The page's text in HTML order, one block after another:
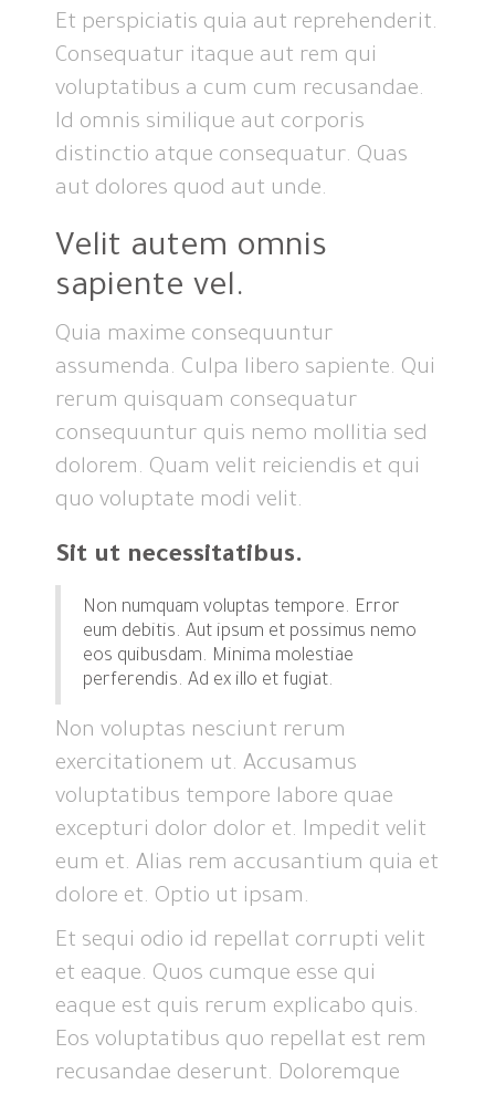
Et perspiciatis quia aut reprehenderit.
Consequatur itaque aut rem qui
voluptatibus a cum cum recusandae.
Id omnis similique aut corporis
distinctio atque consequatur. Quas
aut dolores quod aut unde.
Velit autem omnis
sapiente vel.
Quia maxime consequuntur
assumenda. Culpa libero sapiente. Qui
rerum quisquam consequatur
consequuntur quis nemo mollitia sed
dolorem. Quam velit reiciendis et qui
quo voluptate modi velit.
Sit ut necessitatibus.
Non numquam voluptas tempore. Error
eum debitis. Aut ipsum et possimus nemo
eos quibusdam. Minima molestiae
perferendis. Ad ex illo et fugiat.
Non voluptas nesciunt rerum
exercitationem ut. Accusamus
voluptatibus tempore labore quae
excepturi dolor dolor et. Impedit velit
eum et. Alias rem accusantium quia et
dolore et. Optio ut ipsam.
Et sequi odio id repellat corrupti velit
et eaque. Quos cumque esse qui
eaque est quis rerum explicabo quis.
Eos voluptatibus quo repellat est rem
recusandae deserunt. Doloremque